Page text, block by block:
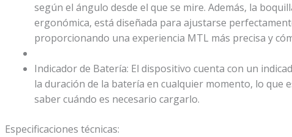
según el ángulo desde el que se mire. Además, la
ergonómica, está diseñada para ajustarse
proporcionando una experiencia MTL más precisa y
Indicador de Batería: El dispositivo cuenta con un
la duración de la batería en cualquier momento, lo que
saber cuándo es necesario cargarlo.
Especificaciones técnicas: